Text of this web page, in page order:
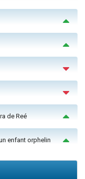
de Reé
enfant orphelin